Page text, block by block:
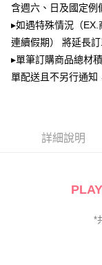
買賣價金債權讓與本公
2.基於同意付款使用「
資料（包含姓名、電
由本公司與您本人進行
3.完整用戶服務條款，
7-11取貨付款
每筆NT$100，滿
付款後7-11取貨
每筆NT$100，滿
含週六、日及國定例
▸如遇特殊情況（
連續假期） 將延長
▸單筆訂購商品總材
單配送且不另行通
詳細說明
*